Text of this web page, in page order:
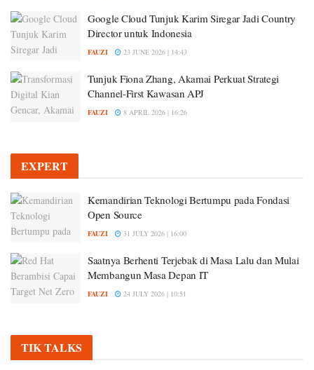
Google Cloud Tunjuk Karim Siregar Jadi Country
Director untuk Indonesia
FAUZI 23 JUNE 2026 | 14:43
Tunjuk Fiona Zhang, Akamai Perkuat Strategi
Channel-First Kawasan APJ
FAUZI 8 APRIL 2026 | 16:26
EXPERT
Kemandirian Teknologi Bertumpu pada Fondasi
Open Source
FAUZI 31 JULY 2026 | 16:00
Saatnya Berhenti Terjebak di Masa Lalu dan Mulai
Membangun Masa Depan IT
FAUZI 24 JULY 2026 | 10:51
TIK TALKS